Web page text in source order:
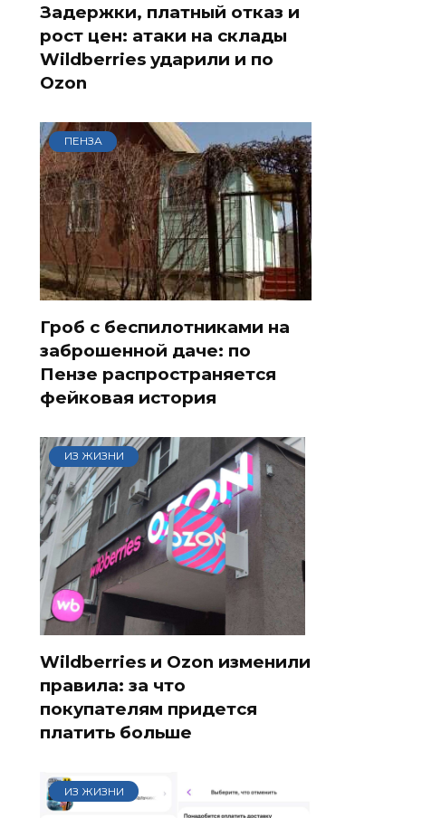
Задержки, платный отказ и
рост цен: атаки на склады
Wildberries ударили и по
Ozon
ПЕНЗА
Гроб с беспилотниками на
заброшенной даче: по
Пензе распространяется
фейковая история
ИЗ ЖИЗНИ
Wildberries и Ozon изменили
правила: за что
покупателям придется
платить больше
ИЗ ЖИЗНИ